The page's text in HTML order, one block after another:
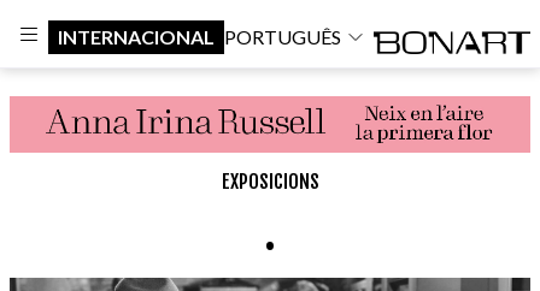
INTERNACIONAL PORTUGUÊS
EXPOSICIONS
.